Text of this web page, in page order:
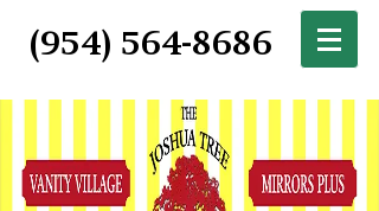
(954) 564-8686